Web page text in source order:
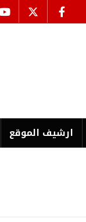
ارشیف الموقع